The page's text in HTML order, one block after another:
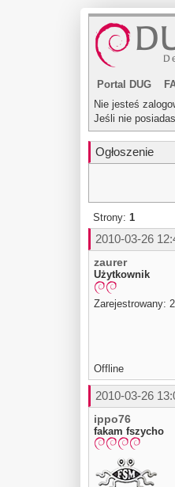
Portal DUG
Nie jesteś
Jeśli nie
Ogłoszenie
Strony: 1
2010-03-26
zaurer
Użytkownik
Zarejestrowany:
Offline
2010-03-26
ippo76
fakam fszycho